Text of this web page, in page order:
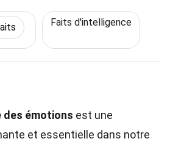
Faits d'intelligence
des émotions est une
et essentielle dans notre